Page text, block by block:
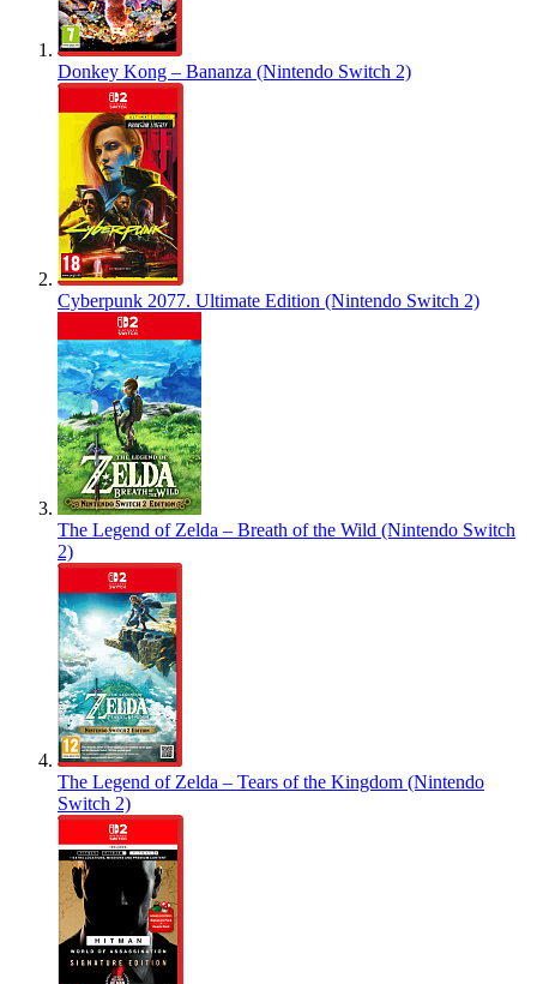
Donkey Kong – Bananza (Nintendo Switch 2)
Cyberpunk 2077. Ultimate Edition (Nintendo Switch 2)
The Legend of Zelda – Breath of the Wild (Nintendo Switch
2)
The Legend of Zelda – Tears of the Kingdom (Nintendo
Switch 2)